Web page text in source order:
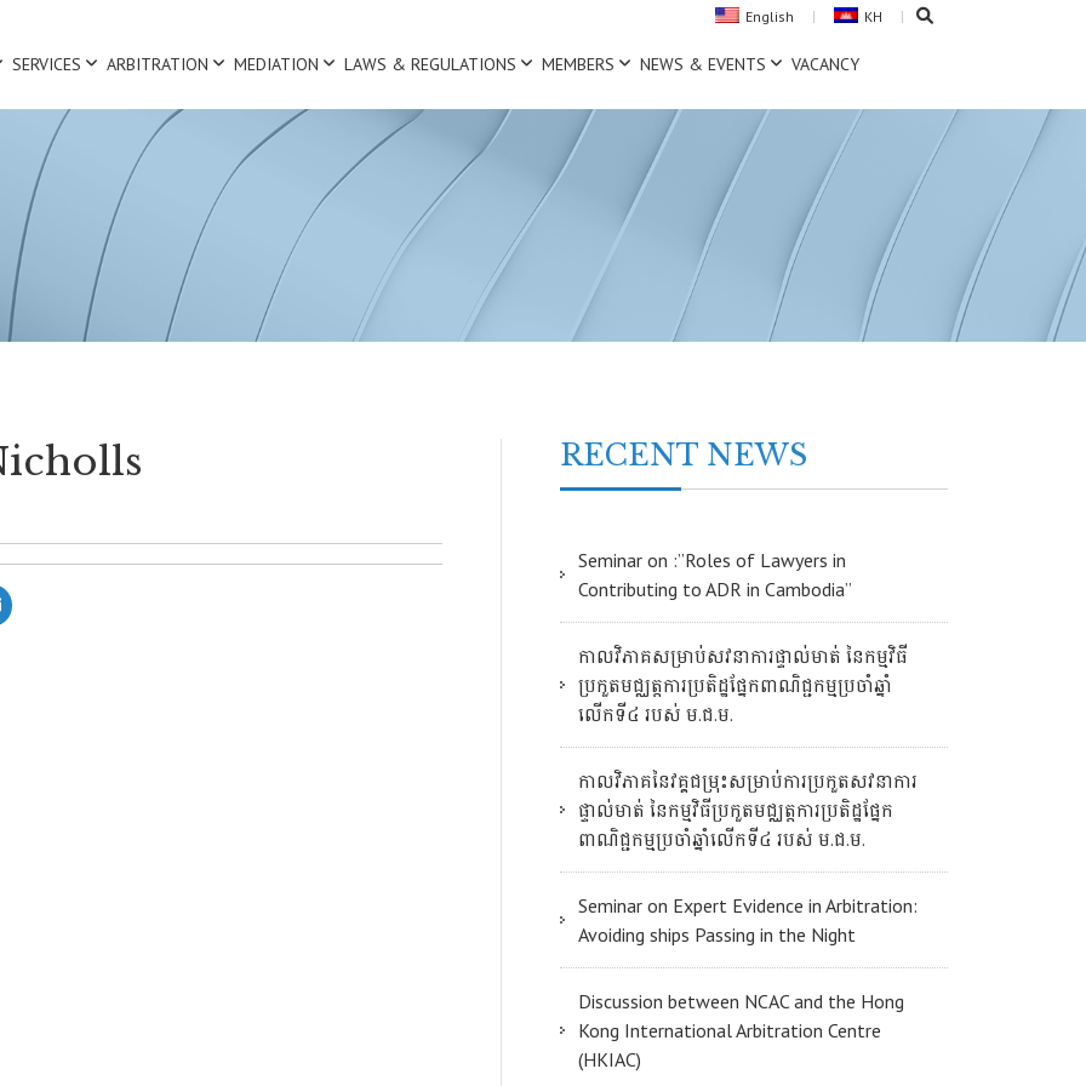
English KH
SERVICES ARBITRATION MEDIATION LAWS & REGULATIONS MEMBERS NEWS & EVENTS VACANCY
RECENT NEWS
Seminar on :”Roles of Lawyers in
Contributing to ADR in Cambodia”
កាលវិភាគសម្រាប់សវនាការផ្ទាល់មាត់ នៃកម្មវិធី
ប្រកួតមជ្ឈត្តការប្រតិដ្ឋផ្នែកពាណិជ្ជកម្មប្រចាំឆ្នាំ
លើកទី៤ របស់ ម.ជ.ម.
កាលវិភាគនៃវគ្គជម្រុះសម្រាប់ការប្រកួតសវនាការ
ផ្ទាល់មាត់ នៃកម្មវិធីប្រកួតមជ្ឈត្តការប្រតិដ្ឋផ្នែក
ពាណិជ្ជកម្មប្រចាំឆ្នាំលើកទី៤ របស់ ម.ជ.ម.
Seminar on Expert Evidence in Arbitration:
Avoiding ships Passing in the Night
Discussion between NCAC and the Hong
Kong International Arbitration Centre
(HKIAC)